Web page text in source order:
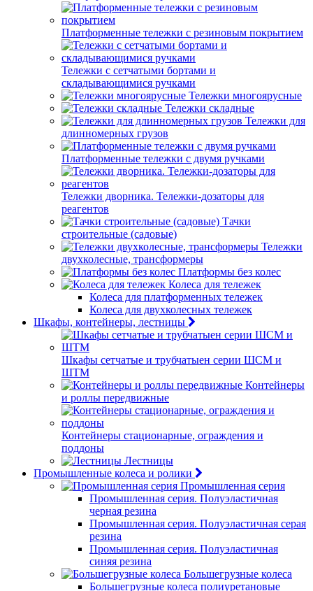
Платформенные тележки с резиновым покрытием
Тележки с сетчатыми бортами и
складывающимися ручками
Тележки многоярусные
Тележки складные
Тележки для
длинномерных грузов
Платформенные тележки с двумя ручками
Тележки дворника. Тележки-дозаторы для
реагентов
Тачки
строительные (садовые)
Тележки
двухколесные, трансформеры
Платформы без колес
Колеса для тележек
Колеса для платформенных тележек
Колеса для двухколесных тележек
Шкафы, контейнеры, лестницы
Шкафы сетчатые и трубчатыен серии ШСМ и
ШТМ
Контейнеры
и роллы передвижные
Контейнеры стационарные, ограждения и
поддоны
Лестницы
Промышленные колеса и ролики
Промышленная серия
Промышленная серия. Полуэластичная
черная резина
Промышленная серия. Полуэластичная серая
резина
Промышленная серия. Полуэластичная
синяя резина
Большегрузные колеса
Большегрузные колеса полиуретановые